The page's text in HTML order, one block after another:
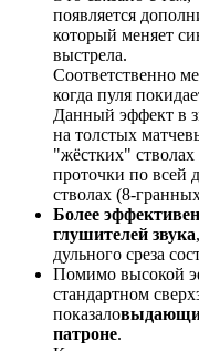
появляется
который меняет
выстрела.
Соответственно
когда пуля
Данный эффект в
на толстых
"жёстких"
проточки по всей
стволах (8-
Более
глушителей звука
дульного среза
Помимо высокой
стандартном
показало
патроне.